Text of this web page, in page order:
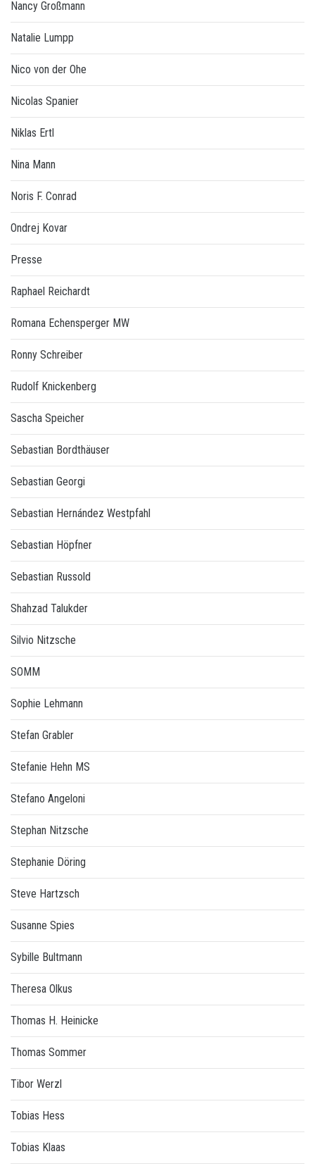
Nancy Großmann
Natalie Lumpp
Nico von der Ohe
Nicolas Spanier
Niklas Ertl
Nina Mann
Noris F. Conrad
Ondrej Kovar
Presse
Raphael Reichardt
Romana Echensperger MW
Ronny Schreiber
Rudolf Knickenberg
Sascha Speicher
Sebastian Bordthäuser
Sebastian Georgi
Sebastian Hernández Westpfahl
Sebastian Höpfner
Sebastian Russold
Shahzad Talukder
Silvio Nitzsche
SOMM
Sophie Lehmann
Stefan Grabler
Stefanie Hehn MS
Stefano Angeloni
Stephan Nitzsche
Stephanie Döring
Steve Hartzsch
Susanne Spies
Sybille Bultmann
Theresa Olkus
Thomas H. Heinicke
Thomas Sommer
Tibor Werzl
Tobias Hess
Tobias Klaas